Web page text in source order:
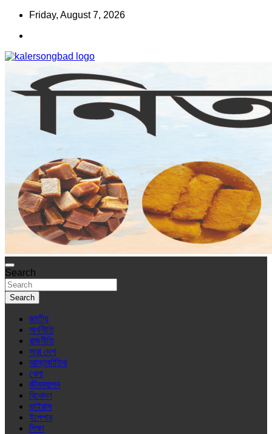
Skip
content
Friday, August 7, 2026
কালের সংবাদ
www.kalersongbad.com
Search
Search
জাতীয়
অর্থনীতি
রাজনীতি
সারা দেশ
আন্তর্জাতিক
খেলা
জীবনযাপন
বিনোদন
ভাইরাস
ইপেপার
শিক্ষা